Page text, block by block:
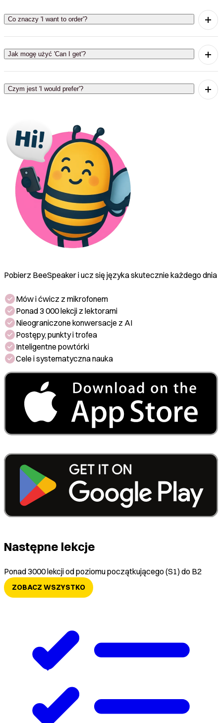
Co znaczy 'I want to order'?
'I want to order' znaczy 'Chcę zamówić'.
Jak mogę użyć 'Can I get'?
'Can I get' znaczy 'Czy mogę dostać'.
Czym jest 'I would prefer'?
Pobierz BeeSpeaker i ucz się języka skutecznie każdego dnia
Mów i ćwicz z mikrofonem
Ponad 3 000 lekcji z lektorami
Nieograniczone konwersacje z AI
Postępy, punkty i trofea
Inteligentne powtórki
Cele i systematyczna nauka
Następne lekcje
Ponad 3000 lekcji od poziomu początkującego (S1) do B2
ZOBACZ WSZYSTKO